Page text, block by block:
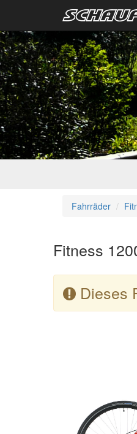
Fahrräder
Fitness
Dieses